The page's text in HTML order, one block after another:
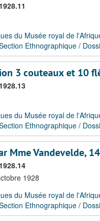
du Musée royal de
Ethnographique /
3 couteaux et 10
du Musée royal de
Ethnographique /
Mme Vandevelde,
1928
du Musée royal de
Ethnographique /